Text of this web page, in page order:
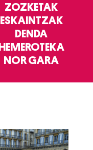
ZOZKETAK
ESKAINTZAK
DENDA
HEMEROTEKA
NOR GARA